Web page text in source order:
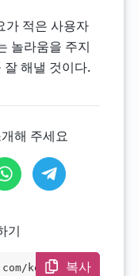
가 적은 사용자
놀라움을 주지
해낼 것이다.
해 주세요
기
ko/cpu/am
복사